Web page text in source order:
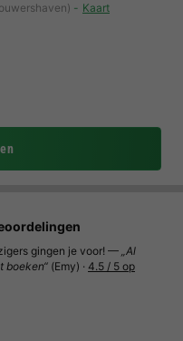
Kaart
gingen je voor! — „Al
boeken“ (Emy) · 4.5 / 5 op